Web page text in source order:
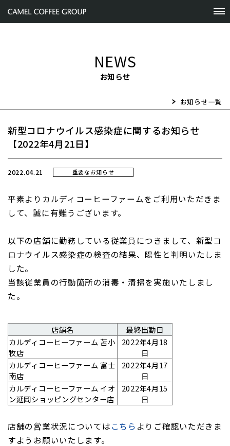
NEWS
お知らせ
お知らせ一覧
新型コロナウイルス感染症に関するお知らせ
【2022年4月21日】
2022.04.21 重要なお知らせ
平素よりカルディコーヒーファームをご利用いただきま
して、誠に有難うございます。
以下の店舗に勤務している従業員につきまして、新型コ
ロナウイルス感染症の検査の結果、 陽性と判明いたしま
した。
当該従業員の行動箇所の消毒・清掃を実施いたしまし
た。
店舗名
最終出勤日
カルディコーヒーファーム苫小
牧店
2022年4月18
日
カルディコーヒーファーム 富士
南店
2022年4月17
日
カルディコーヒーファーム イオ
ン延岡ショッピングセンター店
2022年4月15
日
店舗の営業状況についてはこちら よりご確認いただきま
すようお願いいたします。